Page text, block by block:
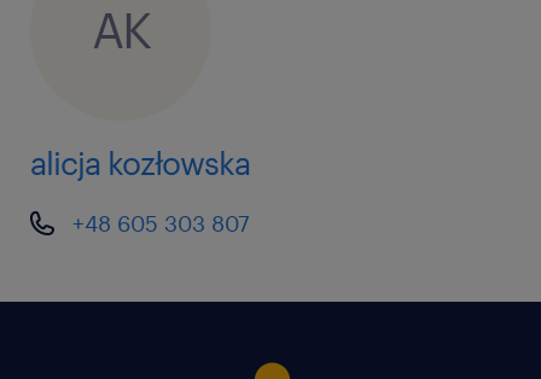
AK
alicja kozłowska
+48 605 303 807